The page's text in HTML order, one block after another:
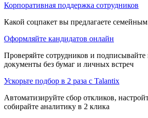
Корпоративная поддержка сотрудников
Какой соцпакет вы предлагаете
Оформляйте кандидатов онлайн
Проверяйте сотрудников и подписывайте
документы без бумаг и личных встреч
Ускорьте подбор в 2 раза с Talantix
Автоматизируйте сбор откликов,
собирайте аналитику в 2 клика